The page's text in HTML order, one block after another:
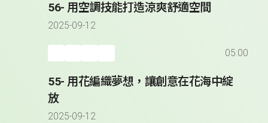
56- 用空調技能打造涼爽舒適空間
2025-09-12
05:00
55- 用花編織夢想，讓創意在花海中綻
放
2025-09-12